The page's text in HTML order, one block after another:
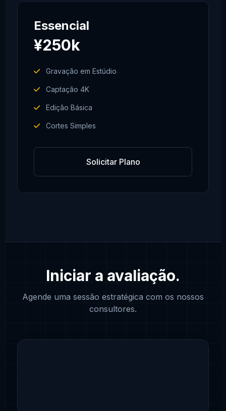
Essencial
¥250k
Gravação em Estúdio
Captação 4K
Edição Básica
Cortes Simples
Solicitar Plano
Iniciar a avaliação.
Agende uma sessão estratégica com os nossos
consultores.